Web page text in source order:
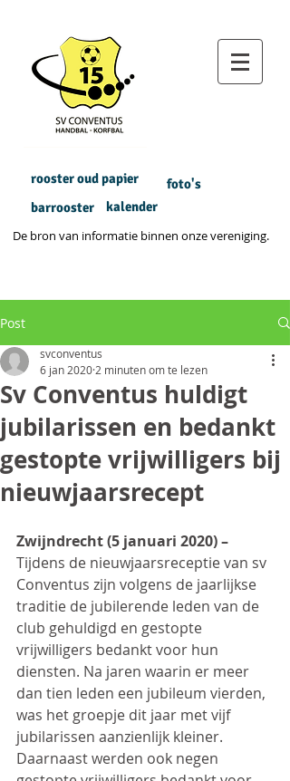
rooster oud papier
barrooster
foto's
kalender
De bron van informatie binnen onze vereniging.
Post
Sv Conventus huldigt
jubilarissen en bedankt
gestopte vrijwilligers bij
nieuwjaarsrecept
svconventus
6 jan 2020 2 minuten om te lezen
Zwijndrecht (5 januari 2020) –
Tijdens de nieuwjaarsreceptie van sv
Conventus zijn volgens de jaarlijkse
traditie de jubilerende leden van de
club gehuldigd en gestopte
vrijwilligers bedankt voor hun
diensten. Na jaren waarin er meer
dan tien leden een jubileum vierden,
was het groepje dit jaar met vijf
jubilarissen aanzienlijk kleiner.
Daarnaast werden ook negen